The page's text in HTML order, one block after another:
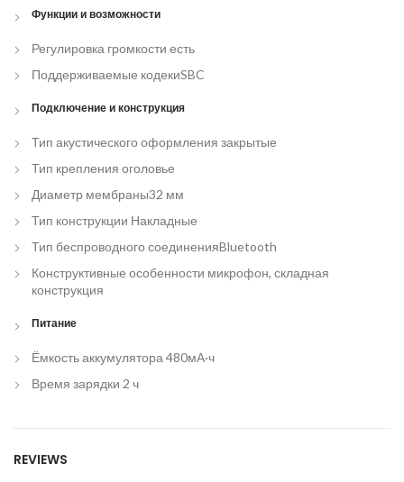
Функции и возможности
Регулировка громкости есть
Поддерживаемые кодекиSBC
Подключение и конструкция
Тип акустического оформления закрытые
Тип крепления оголовье
Диаметр мембраны32 мм
Тип конструкции Накладные
Тип беспроводного соединенияBluetooth
Конструктивные особенности микрофон, складная
конструкция
Питание
Ёмкость аккумулятора 480мА·ч
Время зарядки 2 ч
REVIEWS